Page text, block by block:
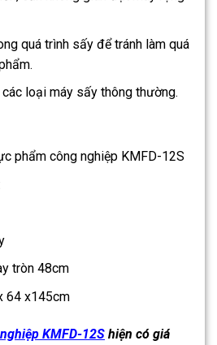
quá trình sấy để tránh làm quá
loại máy sấy thông thường.
phẩm công nghiệp KMFD-12S
tròn 48cm
64 x145cm
KMFD-12S hiện có giá